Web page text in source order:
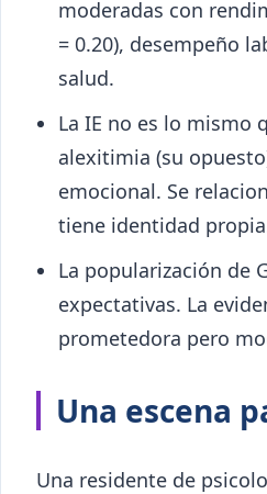
moderadas con
= 0.20), desempeño
salud.
La IE no es lo mismo
alexitimia (su
emocional. Se
tiene identidad
La popularización de
expectativas. La
prometedora pero
Una escena
Una residente de